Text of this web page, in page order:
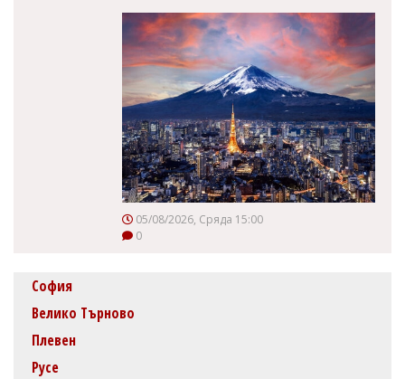
05/08/2026, Сряда 15:00
0
София
Велико Търново
Плевен
Русе